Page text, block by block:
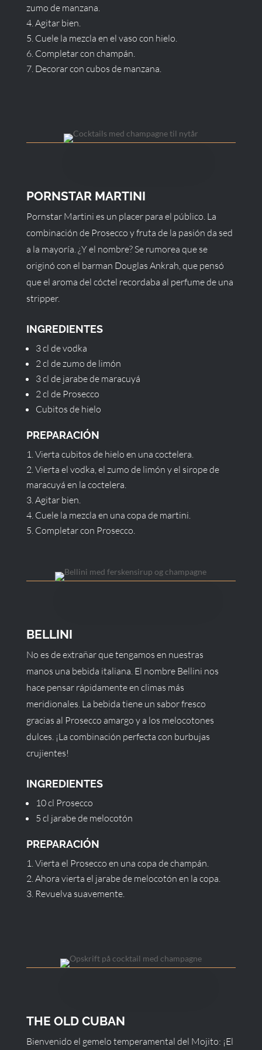
zumo de manzana.
Agitar bien.
Cuele la mezcla en el vaso con hielo.
Completar con champán.
Decorar con cubos de manzana.
PORNSTAR MARTINI
Pornstar Martini es un placer para el público. La
combinación de Prosecco y fruta de la pasión da sed
a la mayoría. ¿Y el nombre? Se rumorea que se
originó con el barman Douglas Ankrah, que pensó
que el aroma del cóctel recordaba al perfume de una
stripper.
INGREDIENTES
3 cl de vodka
2 cl de zumo de limón
3 cl de jarabe de maracuyá
2 cl de Prosecco
Cubitos de hielo
PREPARACIÓN
Vierta cubitos de hielo en una coctelera.
Vierta el vodka, el zumo de limón y el sirope de
maracuyá en la coctelera.
Agitar bien.
Cuele la mezcla en una copa de martini.
Completar con Prosecco.
BELLINI
No es de extrañar que tengamos en nuestras
manos una bebida italiana. El nombre Bellini nos
hace pensar rápidamente en climas más
meridionales. La bebida tiene un sabor fresco
gracias al Prosecco amargo y a los melocotones
dulces. ¡La combinación perfecta con burbujas
crujientes!
INGREDIENTES
10 cl Prosecco
5 cl jarabe de melocotón
PREPARACIÓN
Vierta el Prosecco en una copa de champán.
Ahora vierta el jarabe de melocotón en la copa.
Revuelva suavemente.
THE OLD CUBAN
Bienvenido el gemelo temperamental del Mojito: ¡El